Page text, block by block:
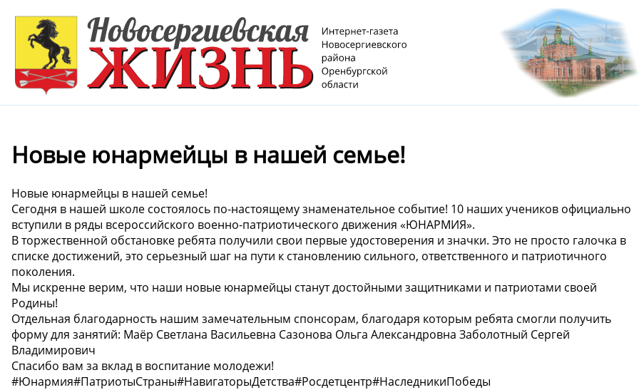
Новые юнармейцы в нашей семье!
Новые юнармейцы в нашей семье!
Сегодня в нашей школе состоялось по-настоящему знаменательное событие! 10 наших учеников официально
вступили в ряды всероссийского военно-патриотического движения «ЮНАРМИЯ».
В торжественной обстановке ребята получили свои первые удостоверения и значки. Это не просто галочка в
списке достижений, это серьезный шаг на пути к становлению сильного, ответственного и патриотичного
поколения.
Мы искренне верим, что наши новые юнармейцы станут достойными защитниками и патриотами своей
Родины!
Отдельная благодарность нашим замечательным спонсорам, благодаря которым ребята смогли получить
форму для занятий: Маёр Светлана Васильевна Сазонова Ольга Александровна Заболотный Сергей
Владимирович
Спасибо вам за вклад в воспитание молодежи!
#Юнармия#ПатриотыСтраны#НавигаторыДетства#Росдетцентр#НаследникиПобеды